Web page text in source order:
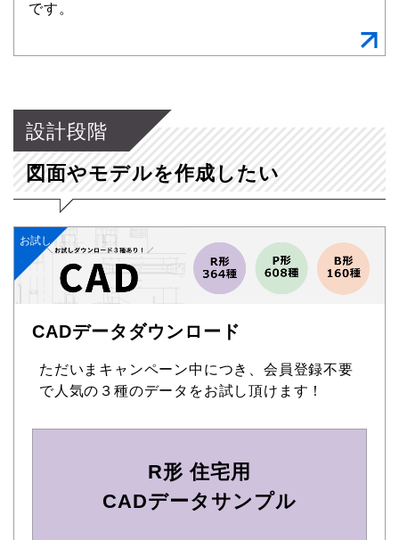
です。
設計段階
図面やモデルを作成したい
お試し
CADデータダウンロード
ただいまキャンペーン中につき、会員登録不要
で人気の３種のデータをお試し頂けます！
R形 住宅用
CADデータサンプル